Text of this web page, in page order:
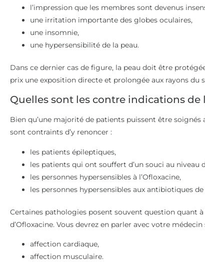
l’impression que les membres sont devenus
une irritation importante des globes oculaires,
une insomnie,
une hypersensibilité de la peau.
Dans ce dernier cas de figure, la peau doit être
prix une exposition directe et prolongée aux rayons du
Quelles sont les contre indications de
Bien qu’une majorité de patients puissent être soignés
sont contraints d’y renoncer :
les patients épileptiques,
les patients qui ont souffert d’un souci au
les personnes hypersensibles à l’Ofloxacine,
les personnes hypersensibles aux antibiotiques
Certaines pathologies posent souvent question quant
d’Ofloxacine. Vous devrez en parler avec votre médecin
affection cardiaque,
affection musculaire.